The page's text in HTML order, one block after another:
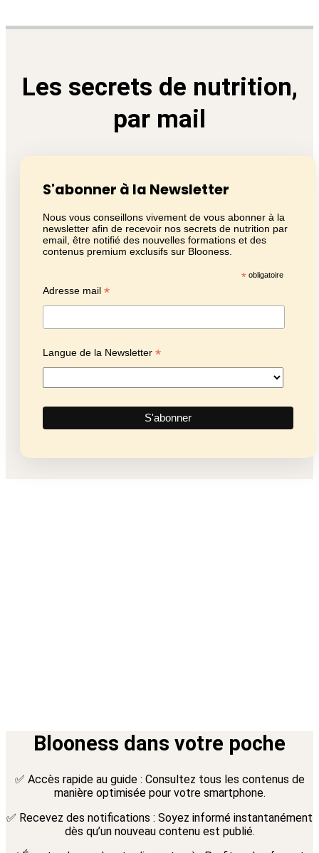
Les secrets de nutrition,
par mail
S'abonner à la Newsletter
Nous vous conseillons vivement de vous abonner à la
newsletter afin de recevoir nos secrets de nutrition par
email, être notifié des nouvelles formations et des
contenus premium exclusifs sur Blooness.
*obligatoire
Adresse mail *
Langue de la Newsletter *
Blooness dans votre poche
✅ Accès rapide au guide : Consultez tous les contenus de
manière optimisée pour votre smartphone.
✅ Recevez des notifications : Soyez informé instantanément
dès qu’un nouveau contenu est publié.